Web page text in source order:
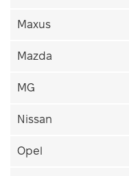
Maxus
Mazda
MG
Nissan
Opel